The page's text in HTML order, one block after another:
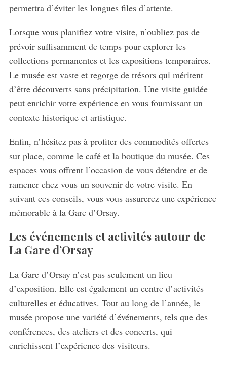
permettra d’éviter les longues files d’attente.
Lorsque vous planifiez votre visite, n’oubliez pas de
prévoir suffisamment de temps pour explorer les
collections permanentes et les expositions temporaires.
Le musée est vaste et regorge de trésors qui méritent
d’être découverts sans précipitation. Une visite guidée
peut enrichir votre expérience en vous fournissant un
contexte historique et artistique.
Enfin, n’hésitez pas à profiter des commodités offertes
sur place, comme le café et la boutique du musée. Ces
espaces vous offrent l’occasion de vous détendre et de
ramener chez vous un souvenir de votre visite. En
suivant ces conseils, vous vous assurerez une expérience
mémorable à la Gare d’Orsay.
Les événements et activités autour de
La Gare d’Orsay
La Gare d’Orsay n’est pas seulement un lieu
d’exposition. Elle est également un centre d’activités
culturelles et éducatives. Tout au long de l’année, le
musée propose une variété d’événements, tels que des
conférences, des ateliers et des concerts, qui
enrichissent l’expérience des visiteurs.